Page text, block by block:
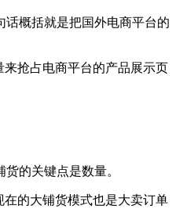
概括就是把国外电商平台的
抢占电商平台的产品展示页
的关键点是数量。
的大铺货模式也是大卖订单